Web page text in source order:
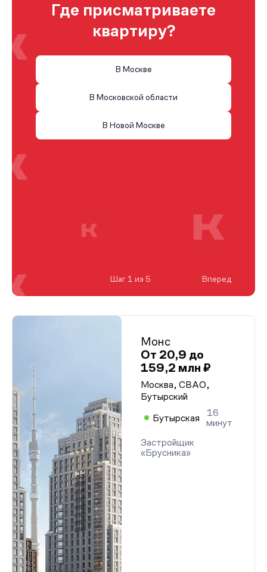
Монс
От 20,9 до
159,2 млн ₽
Москва, СВАО,
Бутырский
Бутырская
16
минут
Застройщик
«Брусника»
Где присматриваете
квартиру?
В Москве
В Московской области
В Новой Москве
Шаг 1 из 5 Вперед